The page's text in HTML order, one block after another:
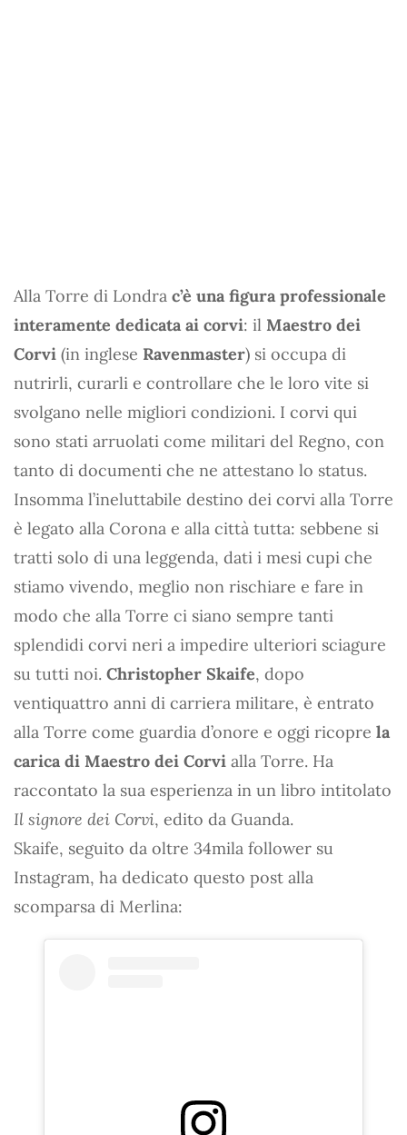
Alla Torre di Londra c’è una figura professionale
interamente dedicata ai corvi: il Maestro dei
Corvi (in inglese Ravenmaster) si occupa di
nutrirli, curarli e controllare che le loro vite si
svolgano nelle migliori condizioni. I corvi qui
sono stati arruolati come militari del Regno, con
tanto di documenti che ne attestano lo status.
Insomma l’ineluttabile destino dei corvi alla Torre
è legato alla Corona e alla città tutta: sebbene si
tratti solo di una leggenda, dati i mesi cupi che
stiamo vivendo, meglio non rischiare e fare in
modo che alla Torre ci siano sempre tanti
splendidi corvi neri a impedire ulteriori sciagure
su tutti noi. Christopher Skaife, dopo
ventiquattro anni di carriera militare, è entrato
alla Torre come guardia d’onore e oggi ricopre la
carica di Maestro dei Corvi alla Torre. Ha
raccontato la sua esperienza in un libro intitolato
Il signore dei Corvi, edito da Guanda.
Skaife, seguito da oltre 34mila follower su
Instagram, ha dedicato questo post alla
scomparsa di Merlina: